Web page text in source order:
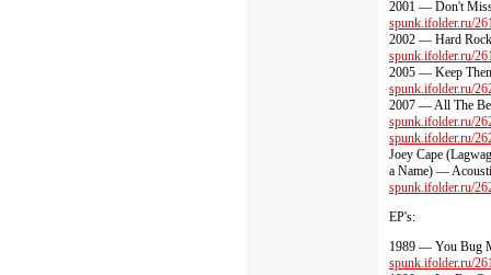
2001 — Don't
spunk.ifolder.ru/
2002 — Hard
spunk.ifolder.ru/
2005 — Keep
spunk.ifolder.ru/
2007 — All The
spunk.ifolder.ru/
spunk.ifolder.ru/
Joey Cape
a Name) —
spunk.ifolder.ru/
EP's:
1989 — You Bug
spunk.ifolder.ru/